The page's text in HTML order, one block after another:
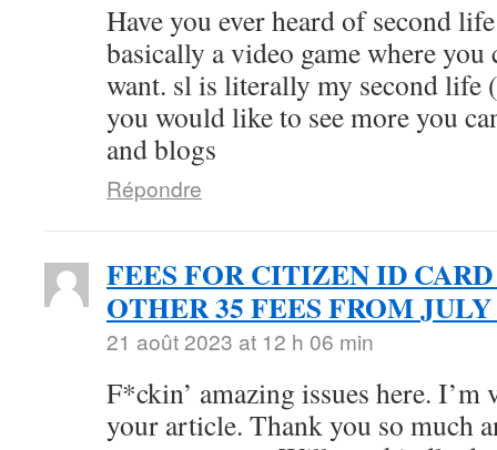
Have you ever heard of second
basically a video game where
want. sl is literally my second
you would like to see more you
and blogs
Répondre
FEES FOR CITIZEN ID
OTHER 35 FEES FROM JULY
21 août 2023 at 12 h 06 min
F*ckin’ amazing issues here.
your article. Thank you so much